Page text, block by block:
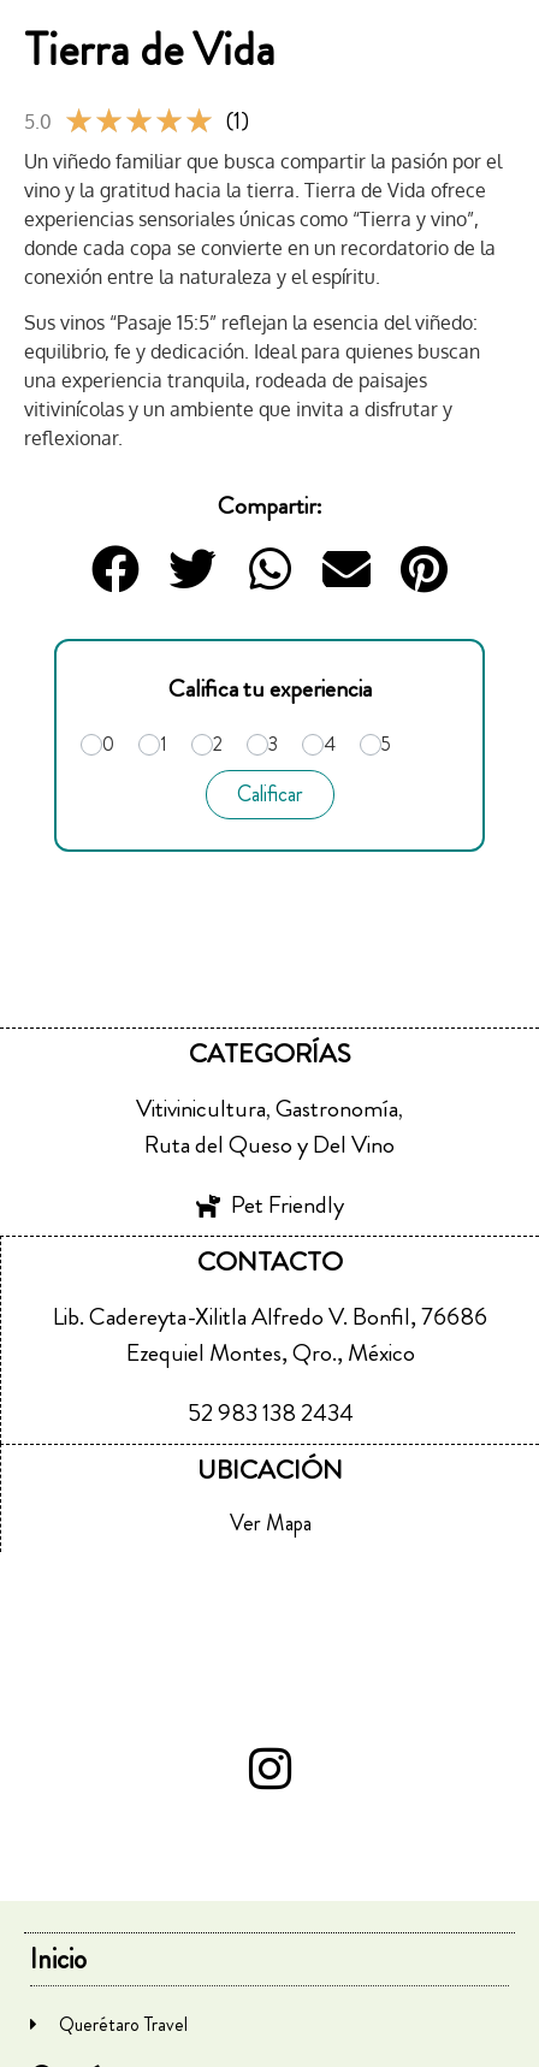
Tierra de Vida
5.0 ★★★★★ (1)
Un viñedo familiar que busca compartir la pasión por el
vino y la gratitud hacia la tierra. Tierra de Vida ofrece
experiencias sensoriales únicas como “Tierra y vino”,
donde cada copa se convierte en un recordatorio de la
conexión entre la naturaleza y el espíritu.
Sus vinos “Pasaje 15:5” reflejan la esencia del viñedo:
equilibrio, fe y dedicación. Ideal para quienes buscan
una experiencia tranquila, rodeada de paisajes
vitivinícolas y un ambiente que invita a disfrutar y
reflexionar.
Compartir:
Califica tu experiencia
0 1 2 3 4 5
Calificar
CATEGORÍAS
Vitivinicultura, Gastronomía,
Ruta del Queso y Del Vino
Pet Friendly
CONTACTO
Lib. Cadereyta-Xilitla Alfredo V. Bonfil, 76686
Ezequiel Montes, Qro., México
52 983 138 2434
UBICACIÓN
Ver Mapa
Inicio
Querétaro Travel